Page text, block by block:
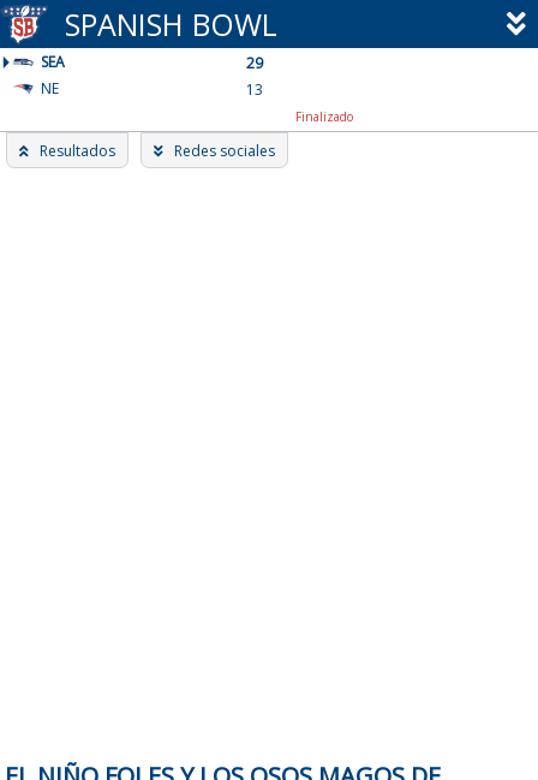
Skip
to
content
SPANISH BOWL
SEA
29
NE
13
Finalizado
Resultados Redes sociales